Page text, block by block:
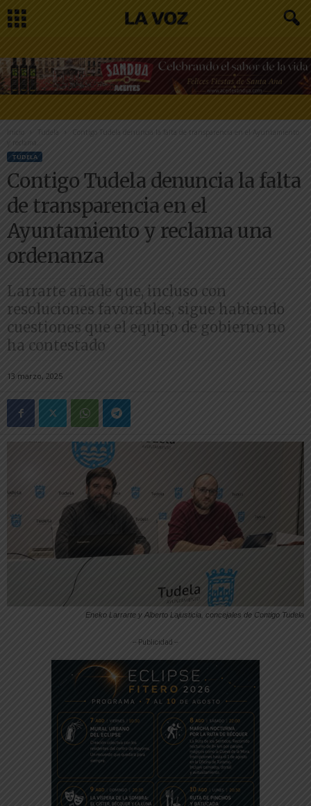
Inicio Tudela
Contigo Tudela denuncia la falta de transparencia en el Ayuntamiento
y reclama...
TUDELA
Contigo Tudela denuncia la falta
de transparencia en el
Ayuntamiento y reclama una
ordenanza
Larrarte añade que, incluso con
resoluciones favorables, sigue habiendo
cuestiones que el equipo de gobierno no
ha contestado
13 marzo, 2025
Eneko Larrarte y Alberto Lajusticia, concejales de Contigo Tudela
-- Publicidad --